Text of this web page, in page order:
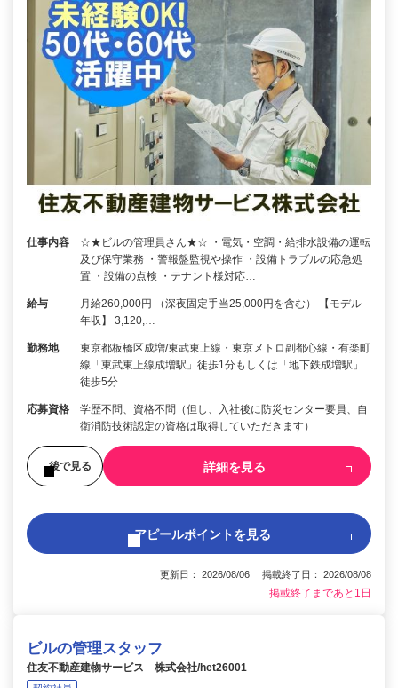
仕事内容
☆★ビルの管理員さん★☆ ・電気・空調・給排水設備の運転
及び保守業務 ・警報盤監視や操作 ・設備トラブルの応急処
置 ・設備の点検 ・テナント様対応…
給与
月給260,000円 （深夜固定手当25,000円を含む） 【モデル
年収】 3,120,…
勤務地
東京都板橋区成増/東武東上線・東京メトロ副都心線・有楽町
線「東武東上線成増駅」徒歩1分もしくは「地下鉄成増駅」
徒歩5分
応募資格
学歴不問、資格不問（但し、入社後に防災センター要員、自
衛消防技術認定の資格は取得していただきます）
後で見る 詳細を見る
アピールポイントを見る
更新日： 2026/08/06 掲載終了日： 2026/08/08
掲載終了まであと1日
ビルの管理スタッフ
住友不動産建物サービス 株式会社/het26001